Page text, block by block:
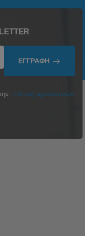
ΕΓΓΡΑΦΉ
πολιτική προσωπικών